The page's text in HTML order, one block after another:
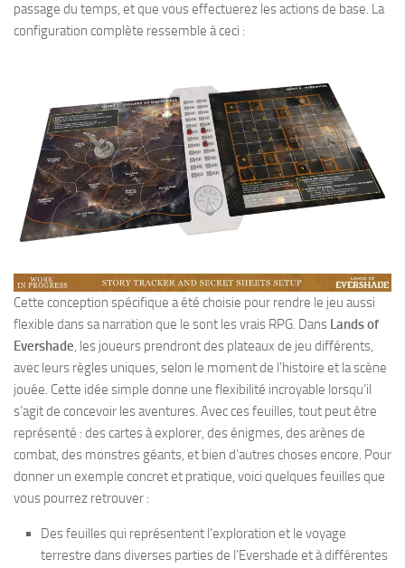
passage du temps, et que vous effectuerez les actions de base. La
configuration complète ressemble à ceci :
Cette conception spécifique a été choisie pour rendre le jeu aussi
flexible dans sa narration que le sont les vrais RPG. Dans Lands of
Evershade, les joueurs prendront des plateaux de jeu différents,
avec leurs règles uniques, selon le moment de l’histoire et la scène
jouée. Cette idée simple donne une flexibilité incroyable lorsqu’il
s’agit de concevoir les aventures. Avec ces feuilles, tout peut être
représenté : des cartes à explorer, des énigmes, des arènes de
combat, des monstres géants, et bien d’autres choses encore. Pour
donner un exemple concret et pratique, voici quelques feuilles que
vous pourrez retrouver :
Des feuilles qui représentent l’exploration et le voyage
terrestre dans diverses parties de l’Evershade et à différentes